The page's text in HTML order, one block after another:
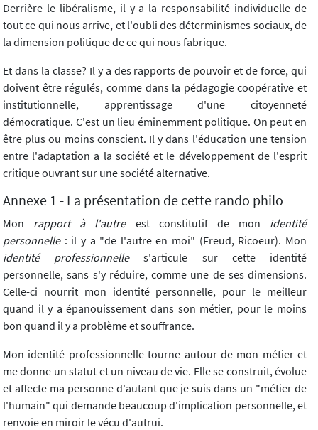
Derrière le libéralisme, il y a la responsabilité individuelle de
tout ce qui nous arrive, et l'oubli des déterminismes sociaux, de
la dimension politique de ce qui nous fabrique.
Et dans la classe? Il y a des rapports de pouvoir et de force, qui
doivent être régulés, comme dans la pédagogie coopérative et
institutionnelle, apprentissage d'une citoyenneté
démocratique. C'est un lieu éminemment politique. On peut en
être plus ou moins conscient. Il y dans l'éducation une tension
entre l'adaptation a la société et le développement de l'esprit
critique ouvrant sur une société alternative.
Annexe 1 - La présentation de cette rando philo
Mon rapport à l'autre est constitutif de mon identité
personnelle: il y a "de l'autre en moi" (Freud, Ricoeur). Mon
identité professionnelles'articule sur cette identité
personnelle, sans s'y réduire, comme une de ses dimensions.
Celle-ci nourrit mon identité personnelle, pour le meilleur
quand il y a épanouissement dans son métier, pour le moins
bon quand il y a problème et souffrance.
Mon identité professionnelle tourne autour de mon métier et
me donne un statut et un niveau de vie. Elle se construit, évolue
et affecte ma personne d'autant que je suis dans un "métier de
l'humain" qui demande beaucoup d'implication personnelle, et
renvoie en miroir le vécu d'autrui.